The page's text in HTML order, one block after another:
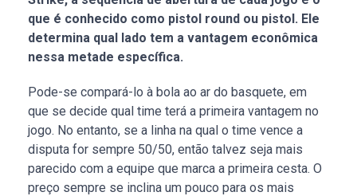
que é conhecido como pistol round ou pistol. Ele
determina qual lado tem a vantagem econômica
nessa metade específica.
Pode-se compará-lo à bola ao ar do basquete, em
que se decide qual time terá a primeira vantagem no
jogo. No entanto, se a linha na qual o time vence a
disputa for sempre 50/50, então talvez seja mais
parecido com a equipe que marca a primeira cesta. O
preço sempre se inclina um pouco para os mais